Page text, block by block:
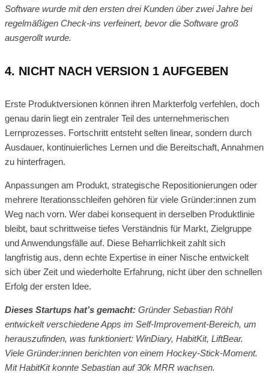
Software wurde mit den ersten drei Kunden über zwei Jahre bei
regelmäßigen Check-ins verfeinert, bevor die Software groß
ausgerollt wurde.
4. NICHT NACH VERSION 1 AUFGEBEN
Erste Produktversionen können ihren Markterfolg verfehlen, doch
genau darin liegt ein zentraler Teil des unternehmerischen
Lernprozesses. Fortschritt entsteht selten linear, sondern durch
Ausdauer, kontinuierliches Lernen und die Bereitschaft, Annahmen
zu hinterfragen.
Anpassungen am Produkt, strategische Repositionierungen oder
mehrere Iterationsschleifen gehören für viele Gründer:innen zum
Weg nach vorn. Wer dabei konsequent in derselben Produktlinie
bleibt, baut schrittweise tiefes Verständnis für Markt, Zielgruppe
und Anwendungsfälle auf. Diese Beharrlichkeit zahlt sich
langfristig aus, denn echte Expertise in einer Nische entwickelt
sich über Zeit und wiederholte Erfahrung, nicht über den schnellen
Erfolg der ersten Idee.
Dieses Startups hat’s gemacht: Gründer Sebastian Röhl
entwickelt verschiedene Apps im Self-Improvement-Bereich, um
herauszufinden, was funktioniert: WinDiary, HabitKit, LiftBear.
Viele Gründer:innen berichten von einem Hockey-Stick-Moment.
Mit HabitKit konnte Sebastian auf 30k MRR wachsen.